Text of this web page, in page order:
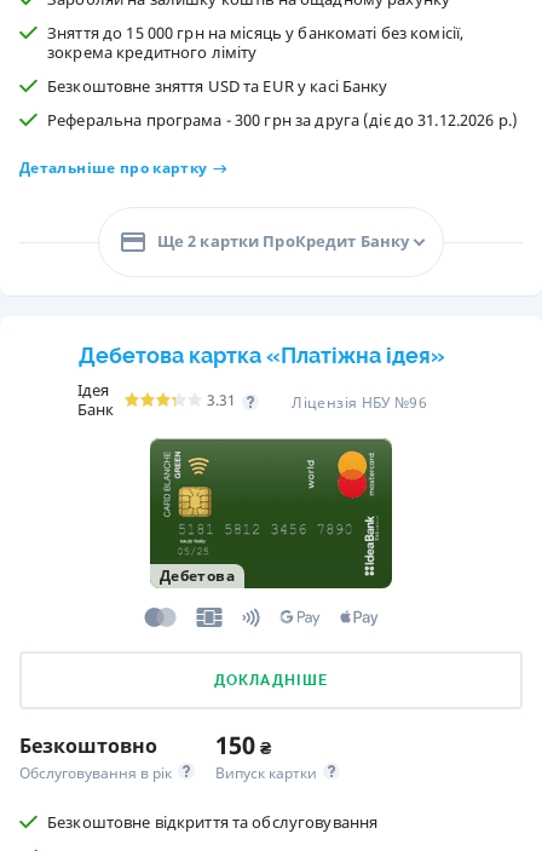
Зняття до 15 000 грн на місяць у банкоматі без комісії,
зокрема кредитного ліміту
Безкоштовне зняття USD та EUR у касі Банку
Реферальна програма - 300 грн за друга (діє до 31.12.2026 р.)
Детальніше про картку
Ще 2 картки ПроКредит Банку
Дебетова картка «Платіжна ідея»
Ідея
Банк
3.31 Ліцензія НБУ №96
Дебетова
ДОКЛАДНІШЕ
Безкоштовно
Обслуговування в рік
150 ₴
Випуск картки
Безкоштовне відкриття та обслуговування